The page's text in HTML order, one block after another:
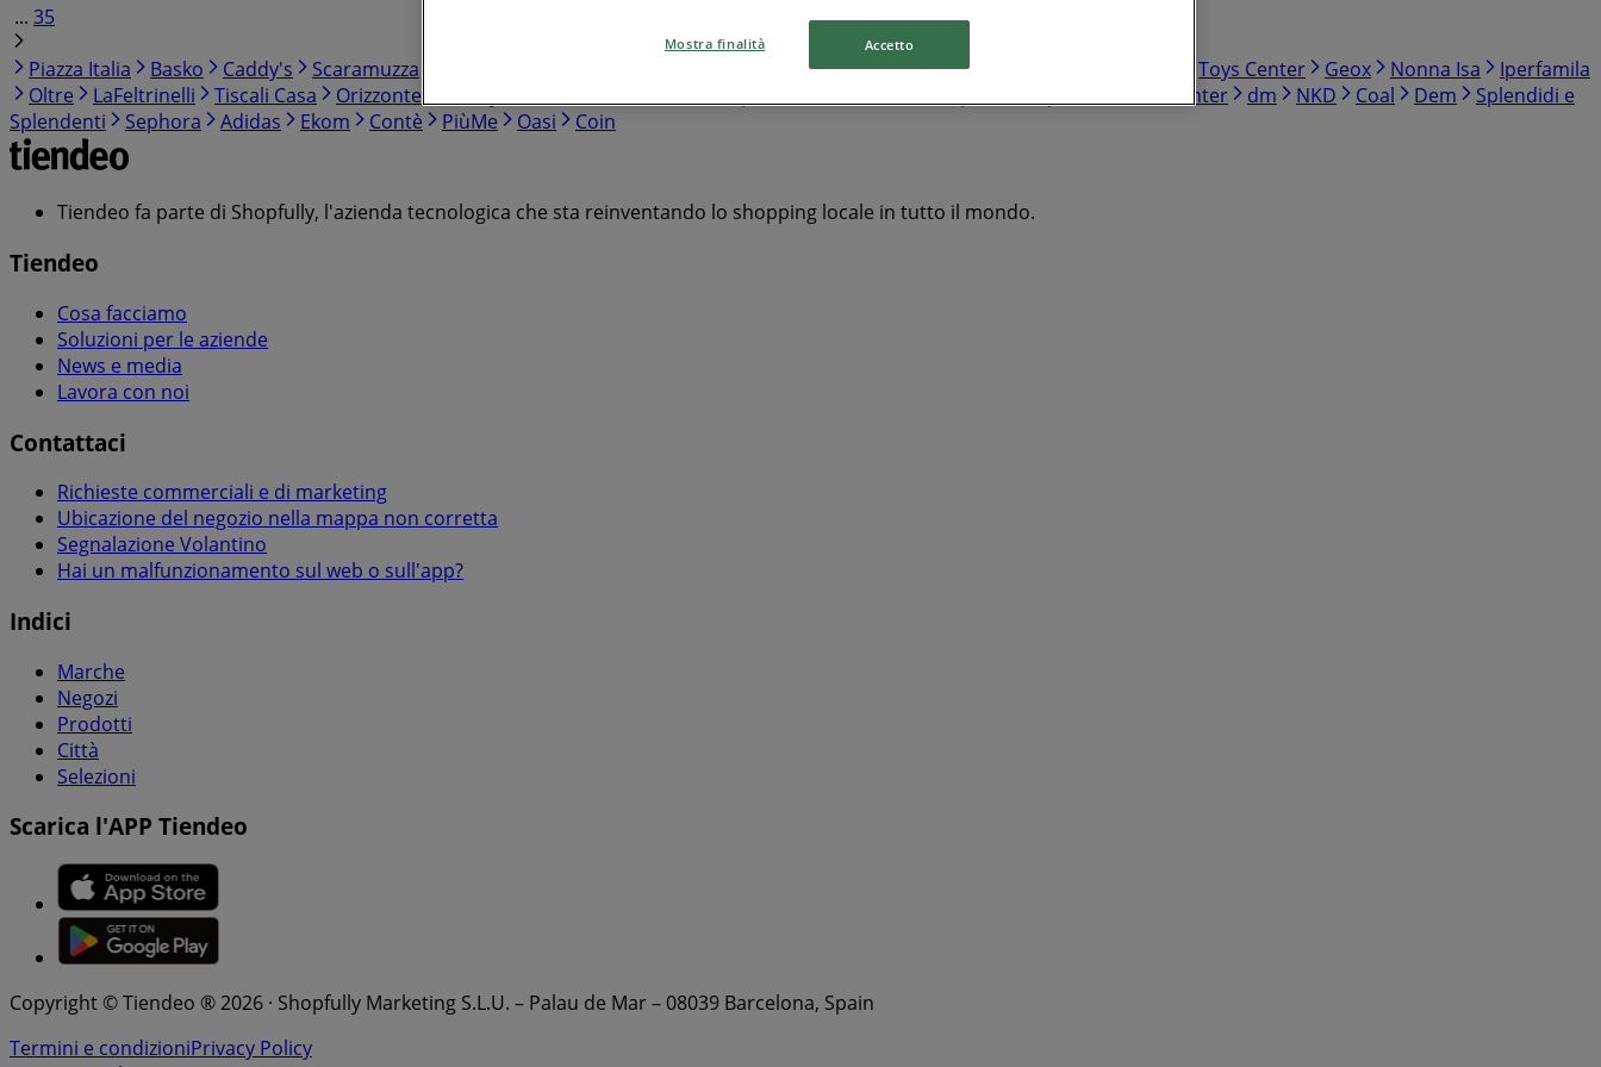
... 35
Piazza Italia
Basko Caddy's Scaramuzza Carpisa Bershka Chevrolet Toys Center Geox Nonna Isa
Iperfamila
Oltre
LaFeltrinelli Tiscali Casa Orizzonte Bricocenter dm NKD Coal Dem
Splendidi e
Splendenti
Sephora Adidas Ekom Contè PiùMe Oasi Coin
Tiendeo fa parte di Shopfully, l'azienda tecnologica che sta reinventando lo shopping locale in tutto il mondo.
Tiendeo
Cosa facciamo
Soluzioni per le aziende
News e media
Lavora con noi
Contattaci
Richieste commerciali e di marketing
Ubicazione del negozio nella mappa non corretta
Segnalazione Volantino
Hai un malfunzionamento sul web o sull'app?
Indici
Marche
Negozi
Prodotti
Città
Selezioni
Scarica l'APP Tiendeo
Copyright © Tiendeo ® 2026 · Shopfully Marketing S.L.U. – Palau de Mar – 08039 Barcelona, Spain
Termini e condizioniPrivacy Policy
Mostra finalità Accetto